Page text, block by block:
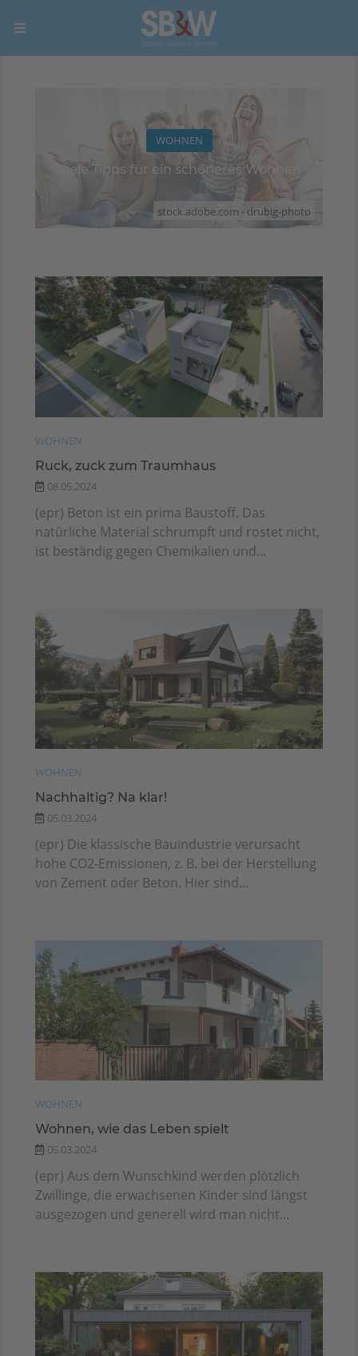
stock.adobe.com - drubig-photo
WOHNEN
Viele Tipps für ein schöneres Wohnen
WOHNEN
Ruck, zuck zum Traumhaus
08.05.2024
(epr) Beton ist ein prima Baustoff. Das
natürliche Material schrumpft und rostet nicht,
ist beständig gegen Chemikalien und...
WOHNEN
Nachhaltig? Na klar!
05.03.2024
(epr) Die klassische Bauindustrie verursacht
hohe CO2-Emissionen, z. B. bei der Herstellung
von Zement oder Beton. Hier sind...
WOHNEN
Wohnen, wie das Leben spielt
05.03.2024
(epr) Aus dem Wunschkind werden plötzlich
Zwillinge, die erwachsenen Kinder sind längst
ausgezogen und generell wird man nicht...